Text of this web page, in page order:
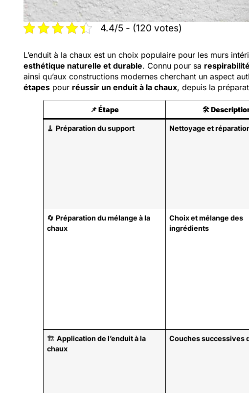
4.4/5 - (120 votes)
L’enduit à la chaux est un choix populaire pour les murs
esthétique naturelle et durable. Connu pour sa respirabilité
ainsi qu’aux constructions modernes cherchant un aspect
étapes pour réussir un enduit à la chaux, depuis la
📌Étape 🛠️
🧹 Préparation du support Nettoyage et
🔄 Préparation du mélange à la
chaux
Choix et mélange des
ingrédients
🏗️Application de l’enduit à la
chaux
Couches successives